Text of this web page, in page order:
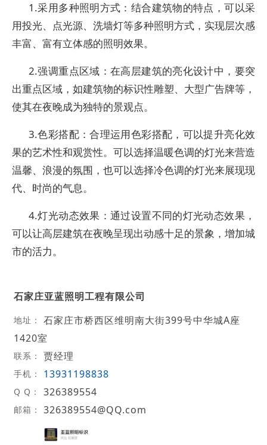
1.采用多种照明方式：结合建筑物的特点，可以采
用投光、点光源、洗墙灯等多种照明方式，实现层次感
丰富、富有立体感的照明效果。
2.强调重点区域：在高层建筑的亮化设计中，要突
出重点区域，如建筑物的标识性雕塑、大型广告牌等，
使其在夜晚成为独特的景观点。
3.色彩搭配：合理运用色彩搭配，可以提升亮化效
果的艺术性和观赏性。可以选择温暖色调的灯光来营造
温馨、浪漫的氛围，也可以选择冷色调的灯光来展现现
代、时尚的气息。
4.灯光动态效果：通过设置不同的灯光动态效果，
可以让高层建筑在夜晚呈现出动感十足的景象，增加城
市的活力。
石家庄亚蓝照明工程有限公司
地址：
石家庄市桥西区维明南大街399号中华城A座
1420室
联系： 贾经理
手机： 13931198838
Q Q： 326389554
邮箱： 326389554@QQ.com